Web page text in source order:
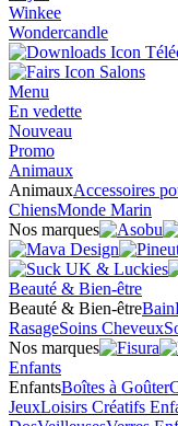
Winkee
Wondercandle
Salons
Menu
En vedette
Nouveau
Promo
Animaux
AnimauxAccessoires
ChiensMonde Marin
Nos marques
Beauté & Bien-être
Beauté & Bien-êtreBain
RasageSoins Cheveux
Nos marques
Enfants
EnfantsBoîtes à Goûter
JeuxLoisirs Créatifs